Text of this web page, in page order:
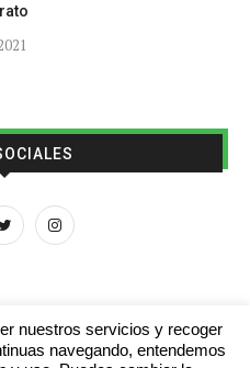
nuestros servicios y recoger
navegando, entendemos